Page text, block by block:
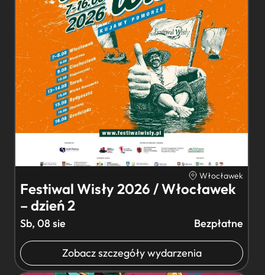
Włocławek
Festiwal Wisły 2026 / Włocławek
– dzień 2
Sb, 08 sie Bezpłatne
Zobacz szczegóły wydarzenia